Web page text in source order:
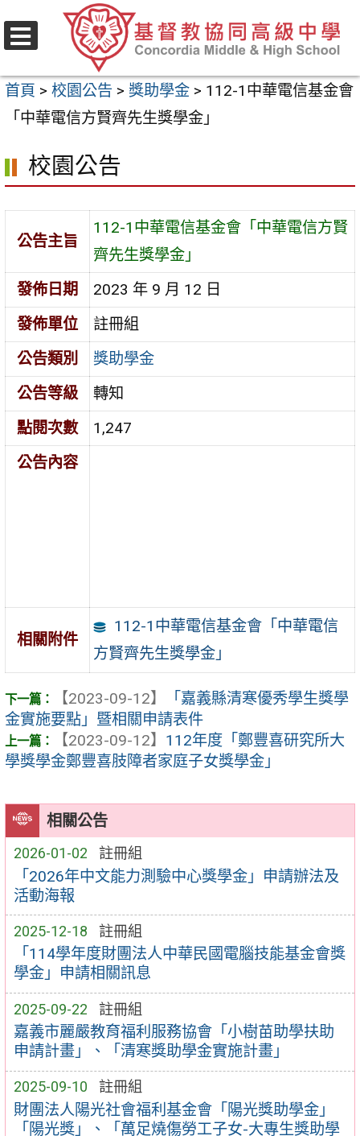
至
要
區
首頁 > 校園公告 > 獎助學金 > 112-1中華電信基金會
「中華電信方賢齊先生獎學金」
相關公告
2026-01-02 註冊組
「2026年中文能力測驗中心獎學金」申請辦法及
活動海報
2025-12-18 註冊組
「114學年度財團法人中華民國電腦技能基金會獎
學金」申請相關訊息
2025-09-22 註冊組
嘉義市麗嚴教育福利服務協會「小樹苗助學扶助
申請計畫」、「清寒獎助學金實施計畫」
2025-09-10 註冊組
財團法人陽光社會福利基金會「陽光獎助學金」
「陽光獎」、「萬足燒傷勞工子女-大專生獎助學
校園公告
公告主旨
112-1中華電信基金會「中華電信方賢
齊先生獎學金」
發佈日期
2023 年 9 月 12 日
發佈單位
註冊組
公告類別
獎助學金
公告等級
轉知
點閱次數
1,247
公告內容
相關附件
112-1中華電信基金會「中華電信
方賢齊先生獎學金」
【2023-09-12】
「嘉義縣清寒優秀學生獎學
金實施要點」暨相關申請表件
【2023-09-12】 112年度「鄭豐喜研究所大
學獎學金鄭豐喜肢障者家庭子女獎學金」
選
單